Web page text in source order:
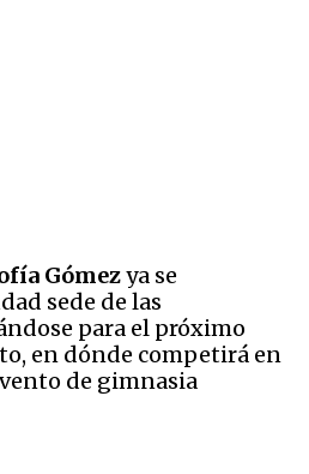
Gómezya se
sede de las
para el próximo
en dónde competirá en
de gimnasia